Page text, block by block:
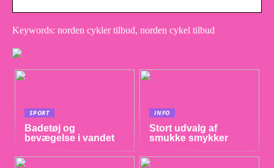
Keywords: norden cykler tilbud, norden cykel tilbud
SPORT
Badetøj og
bevægelse i vandet
INFO
Stort udvalg af
smukke smykker